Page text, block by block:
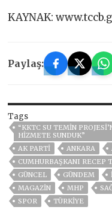
KAYNAK:
Paylaş:
Tags
“KKTC SU TEMİN
HİZMETE SUNDUK”
AK PARTİ
ANKARA
CUMHURBAŞKANI RECEP
GÜNCEL
GÜNDEM
MAGAZİN
MHP
SPOR
TÜRKİYE